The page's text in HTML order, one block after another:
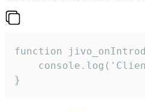
function
}